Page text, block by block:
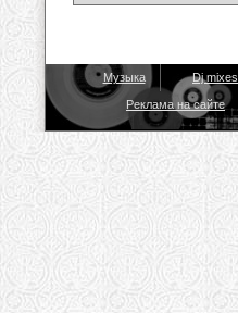
Музыка Dj mixes
Реклама на сайте